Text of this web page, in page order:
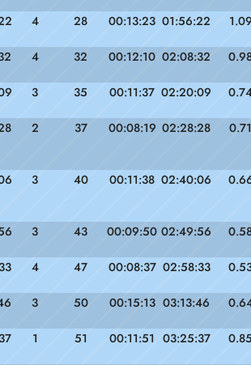
4 28 00:13:23 01:56:22
4 32 00:12:10 02:08:32
3 35 00:11:37 02:20:09
2 37 00:08:19 02:28:28 0.71
3 40 00:11:38 02:40:06
3 43 00:09:50 02:49:56
4 47 00:08:37 02:58:33
3 50 00:15:13 03:13:46
1 51 00:11:51 03:25:37